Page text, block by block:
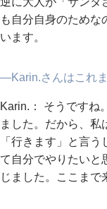
も自分自身のため
います。
―Karin.さんはこれ
Karin.： そうですね
ました。だから、
「行きます」と言
て自分でやりたいと
じました。ここま